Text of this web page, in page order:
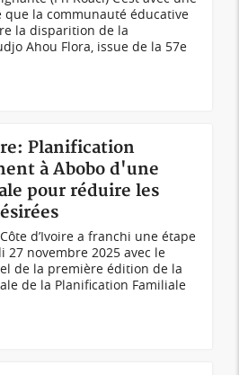
que la communauté éducative
la disparition de la
Ahou Flora, issue de la 57e
Planification
à Abobo d'une
pour réduire les
d’Ivoire a franchi une étape
27 novembre 2025 avec le
de la première édition de la
de la Planification Familiale